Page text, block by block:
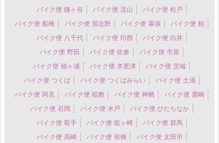
バイク便 鎌ヶ谷
バイク便 流山
バイク便 松戸
バイク便 船橋
バイク便 習志野 バイク便 幕張
バイク便 柏
バイク便 八千代
バイク便 印西
バイク便 白井
バイク便 野田
バイク便 佐倉
バイク便 市原
バイク便 袖ヶ浦
バイク便 木更津
バイク便 茨城
バイク便 つくば
バイク便 つくばみらい
バイク便 土浦
バイク便 阿見
バイク便 稲敷 バイク便 神栖
バイク便 鹿嶋
バイク便 石岡
バイク便 水戸
バイク便 ひたちなか
バイク便 取手
バイク便 龍ヶ崎
バイク便 群馬
バイク便 高崎
バイク便 前橋 バイク便 太田市